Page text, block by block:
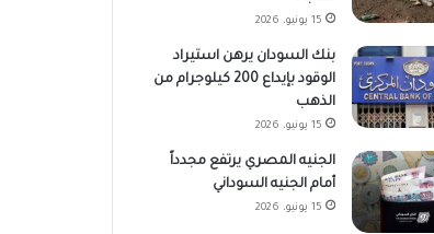
15 يونيو، 2026
بنك السودان يرهن استيراد
الوقود بإيداع 200 كيلوجرام من
الذهب
15 يونيو، 2026
الجنيه المصري يرتفع مجدداً
أمام الجنيه السوداني
15 يونيو، 2026